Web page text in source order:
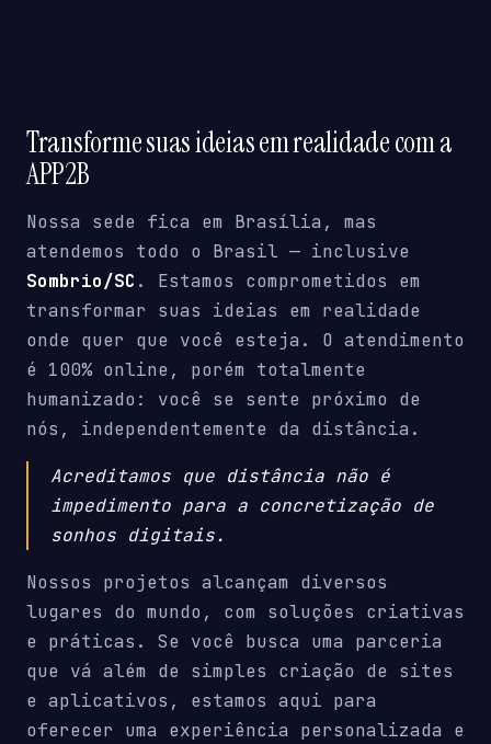
Transforme suas ideias em realidade com a
APP2B
Nossa sede fica em Brasília, mas
atendemos todo o Brasil — inclusive
Sombrio/SC . Estamos comprometidos em
transformar suas ideias em realidade
onde quer que você esteja. O atendimento
é 100% online, porém totalmente
humanizado: você se sente próximo de
nós, independentemente da distância.
Acreditamos que distância não é
impedimento para a concretização de
sonhos digitais.
Nossos projetos alcançam diversos
lugares do mundo, com soluções criativas
e práticas. Se você busca uma parceria
que vá além de simples criação de sites
e aplicativos, estamos aqui para
oferecer uma experiência personalizada e